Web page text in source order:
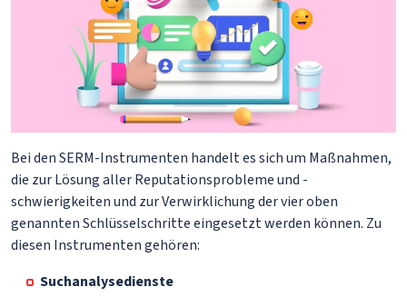
Bei den SERM-Instrumenten handelt es sich um Maßnahmen,
die zur Lösung aller Reputationsprobleme und -
schwierigkeiten und zur Verwirklichung der vier oben
genannten Schlüsselschritte eingesetzt werden können. Zu
diesen Instrumenten gehören:
Suchanalysedienste